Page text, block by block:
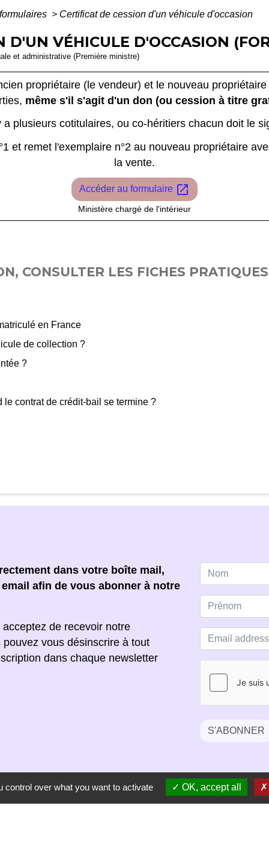
> Certificat de cession d'un véhicule d'occasion
D'UN VÉHICULE D'OCCASION
et administrative (Première ministre)
propriétaire (le vendeur) et le nouveau
même s'il s'agit d'un don (ou cession à titre
a plusieurs cotitulaires, ou co-héritiers chacun doit le
et remet l'exemplaire n°2 au nouveau propriétaire
la vente.
Accéder au formulaire open_in_new
Ministère chargé de l'intérieur
CONSULTER LES FICHES
en France
de collection ?
?
contrat de crédit-bail se termine ?
dans votre boîte mail,
afin de vous abonner à notre
de recevoir notre
vous désinscrire à tout
dans chaque newsletter
S'ABONNER
over what you want to activate OK, accept all